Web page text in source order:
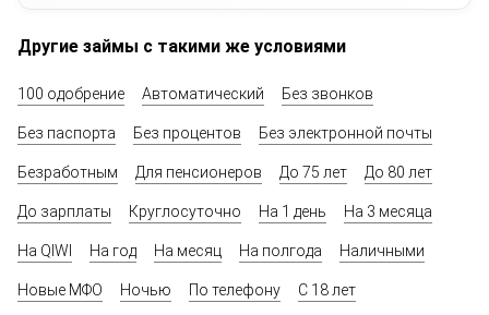
Другие займы с такими же условиями
100 одобрение Автоматический Без звонков
Без паспорта Без процентов Без электронной почты
Безработным Для пенсионеров До 75 лет До 80 лет
До зарплаты Круглосуточно На 1 день На 3 месяца
На QIWI На год На месяц На полгода Наличными
Новые МФО Ночью По телефону С 18 лет